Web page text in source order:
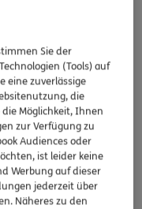
Sie der
(Tools) auf
eine zuverlässige
die
Möglichkeit, Ihnen
zur Verfügung zu
Audiences oder
ist leider keine
Werbung auf dieser
jederzeit über
Näheres zu den